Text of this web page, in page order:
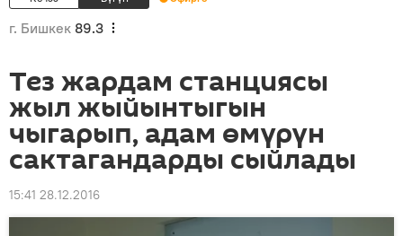
г. Бишкек 89.3
Тез жардам станциясы
жыл жыйынтыгын
чыгарып, адам өмүрүн
сактагандарды сыйлады
15:41 28.12.2016